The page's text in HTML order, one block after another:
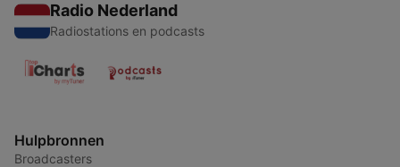
Radio Nederland
Radiostations en podcasts
Hulpbronnen
Broadcasters